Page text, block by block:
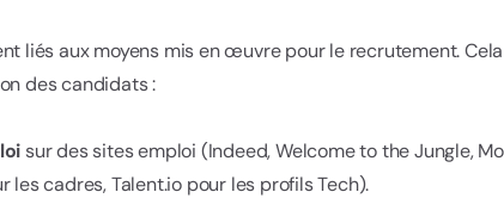
liés aux moyens mis en œuvre pour le recrutement.
des candidats :
sur des sites emploi (Indeed, Welcome to the Jungle,
les cadres, Talent.io pour les profils Tech).